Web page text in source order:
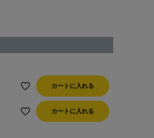
カートに入れる
カートに入れる